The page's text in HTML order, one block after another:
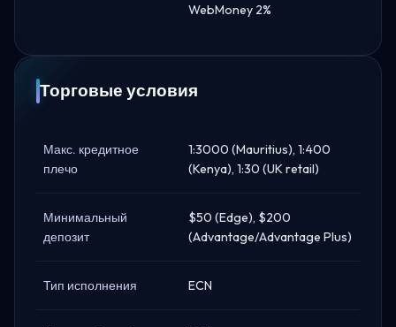
WebMoney 2%
Торговые условия
Макс. кредитное
плечо
1:3000 (Mauritius), 1:400
(Kenya), 1:30 (UK retail)
Минимальный
депозит
$50 (Edge), $200
(Advantage/Advantage Plus)
Тип исполнения ECN